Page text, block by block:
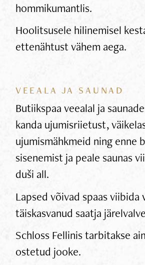
hommikumantlis.
Hoolitsusele hilinemisel
ettenähtust vähem aega.
VEEALA JA SAUNAD
Butiikspaa veealal ja
kanda ujumisriietust,
ujumismähkmeid ning enne
sisenemist ja peale saunas
duši all.
Lapsed võivad spaas viibida
täiskasvanud saatja
Schloss Fellinis tarbitakse
ostetud jooke.